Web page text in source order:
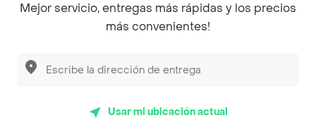
Jugo de Mango en Agua
Mejor servicio, entregas más rápidas y los precios
más convenientes!
Usar mi ubicación actual